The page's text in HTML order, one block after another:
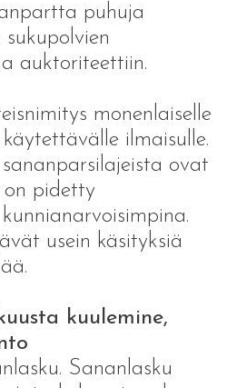
puhuja
auktoriteettiin.
monenlaiselle
ilmaisulle.
ovat
pidetty
usein käsityksiä
kuulemine,
Sananlasku